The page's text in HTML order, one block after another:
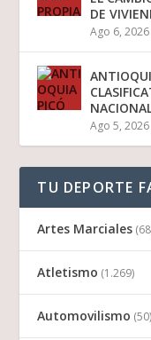
DE
Ago 6, 2026
Ago 5, 2026
TU DEPORTE
Artes Marciales
Atletismo (1.269)
Automovilismo (50)